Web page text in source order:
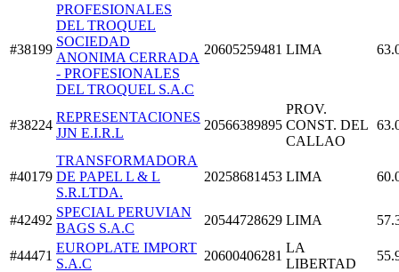
#38199
PROFESIONALES
DEL TROQUEL
SOCIEDAD
ANONIMA CERRADA
- PROFESIONALES
DEL TROQUEL S.A.C
20605259481 LIMA
#38224
REPRESENTACIONES
JJN E.I.R.L
20566389895
PROV.
CONST. DEL
CALLAO
#40179
TRANSFORMADORA
DE PAPEL L & L
S.R.LTDA.
20258681453 LIMA
#42492
SPECIAL PERUVIAN
BAGS S.A.C
20544728629 LIMA
#44471
EUROPLATE IMPORT
S.A.C
20600406281
LA
LIBERTAD